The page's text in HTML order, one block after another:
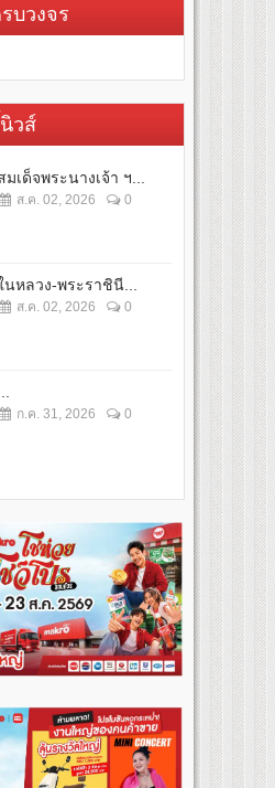
บวงจร
วส์
มเด็จพระนางเจ้า ฯ...
ส.ค. 02, 2026 0
นหลวง-พระราชินี...
ส.ค. 02, 2026 0
ก.ค. 31, 2026 0